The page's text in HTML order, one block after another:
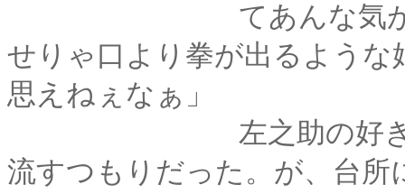
てあんな気が強くて
せりゃ口より拳が出るよう
思えねぇなぁ」
左之助の好き勝手の
流すつもりだった。が、台